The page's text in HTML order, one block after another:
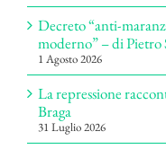
Decreto “anti-
moderno” – di Pietro
1 Agosto 2026
La repressione
Braga
31 Luglio 2026